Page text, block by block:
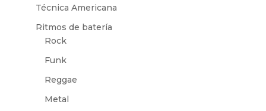
Técnica Americana
Ritmos de batería
Rock
Funk
Reggae
Metal